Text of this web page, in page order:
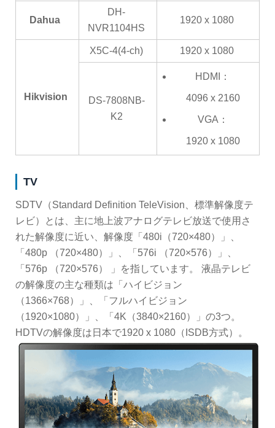
Dahua
DH-
NVR1104HS
1920 x 1080
Hikvision
X5C-4(4-ch) 1920 x 1080
DS-7808NB-
K2
HDMI：
4096 x 2160
VGA：
1920 x 1080
TV
SDTV（Standard Definition TeleVision、標準解像度テ
レビ）とは、主に地上波アナログテレビ放送で使用さ
れた解像度に近い、解像度「480i（720×480）」、
「480p （720×480）」、「576i （720×576）」、
「576p （720×576） 」を指しています。 液晶テレビ
の解像度の主な種類は「ハイビジョン
（1366×768）」、「フルハイビジョン
（1920×1080）」、「4K（3840×2160）」の3つ。
HDTVの解像度は日本で1920 x 1080（ISDB方式）。